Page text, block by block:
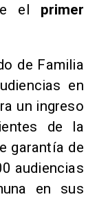
el primer
de Familia
en
un ingreso
de la
garantía de
audiencias
en sus